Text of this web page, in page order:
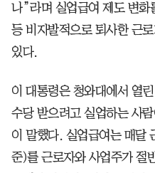
나”라며 실업급여 제도 변화
등 비자발적으로 퇴사한 근
있다.
이 대통령은 청와대에서 열
수당 받으려고 실업하는 사
이 말했다. 실업급여는 매달
준)를 근로자와 사업주가 절